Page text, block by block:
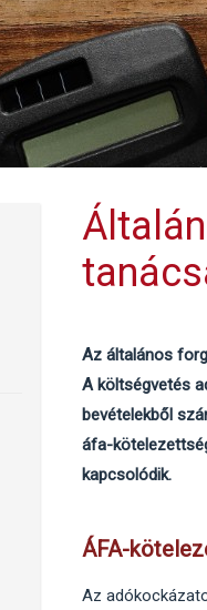
Az általános
A költségvetés
bevételekből
áfa-
kapcsolódik.
ÁFA-
Az